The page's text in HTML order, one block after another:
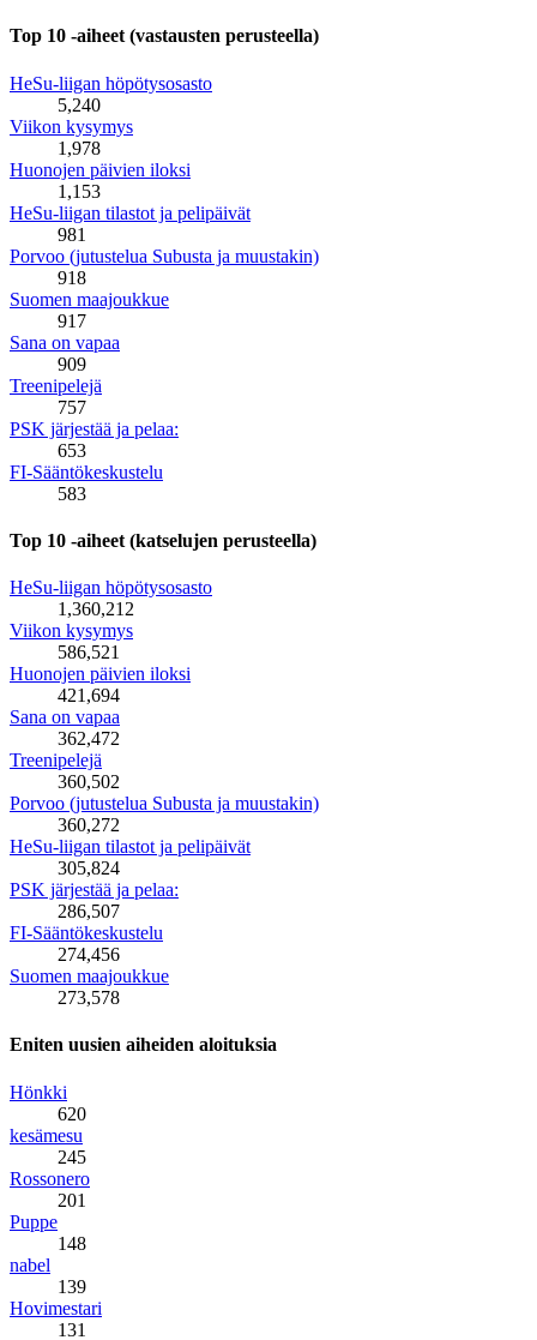
Top 10 -aiheet (vastausten perusteella)
HeSu-liigan höpötysosasto
5,240
Viikon kysymys
1,978
Huonojen päivien iloksi
1,153
HeSu-liigan tilastot ja pelipäivät
981
Porvoo (jutustelua Subusta ja muustakin)
918
Suomen maajoukkue
917
Sana on vapaa
909
Treenipelejä
757
PSK järjestää ja pelaa:
653
FI-Sääntökeskustelu
583
Top 10 -aiheet (katselujen perusteella)
HeSu-liigan höpötysosasto
1,360,212
Viikon kysymys
586,521
Huonojen päivien iloksi
421,694
Sana on vapaa
362,472
Treenipelejä
360,502
Porvoo (jutustelua Subusta ja muustakin)
360,272
HeSu-liigan tilastot ja pelipäivät
305,824
PSK järjestää ja pelaa:
286,507
FI-Sääntökeskustelu
274,456
Suomen maajoukkue
273,578
Eniten uusien aiheiden aloituksia
Hönkki
620
kesämesu
245
Rossonero
201
Puppe
148
nabel
139
Hovimestari
131